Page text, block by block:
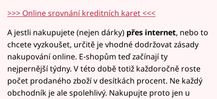
>>> Online srovnání kreditních karet <<<
A jestli nakupujete (nejen dárky) přes internet, nebo to
chcete vyzkoušet, určitě je vhodné dodržovat zásady
nakupování online. E-shopům teď začínají ty
nejpernější týdny. V této době totiž každoročně roste
počet prodaného zboží v desítkách procent. Ne každý
obchodník je ale spolehlivý. Nakupujte proto jen u